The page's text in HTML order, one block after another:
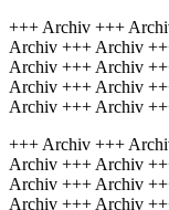
+++ Archiv +++
Archiv +++ Archiv
Archiv +++ Archiv
Archiv +++ Archiv
Archiv +++ Archiv
+++ Archiv +++
Archiv +++ Archiv
Archiv +++ Archiv
Archiv +++ Archiv